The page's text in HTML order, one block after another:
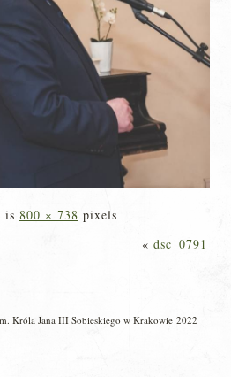
is 800 × 738 pixels
« dsc_0791
Króla Jana III Sobieskiego w Krakowie 2022